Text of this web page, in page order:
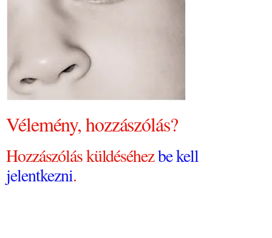
Vélemény, hozzászólás?
Hozzászólás küldéséhezbe kell
jelentkezni.